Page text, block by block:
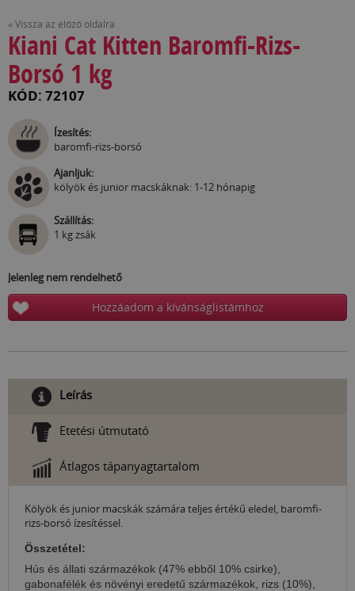
« Vissza az előző oldalra
Kiani Cat Kitten Baromfi-Rizs-
Borsó 1 kg
KÓD: 72107
Ízesítés:
baromfi-rizs-borsó
Ajanljuk:
kölyök és junior macskáknak: 1-12 hónapig
Szállítás:
1 kg zsák
Jelenleg nem rendelhető
Hozzáadom a kívánságlistámhoz
Leírás
Etetési útmutató
Átlagos tápanyagtartalom
Kölyök és junior macskák számára teljes értékű eledel, baromfi-
rizs-borsó ízesítéssel.
Összetétel:
Hús és állati származékok (47% ebből 10% csirke),
gabonafélék és növényi eredetű származékok, rizs (10%),